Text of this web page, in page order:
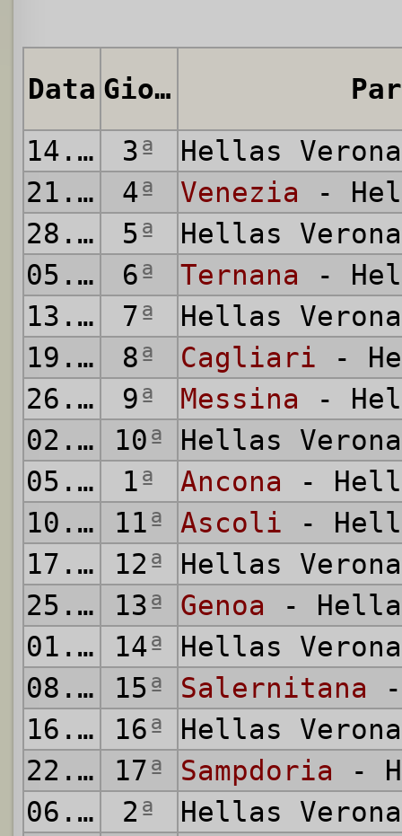
Data Giornata
14.09.2002
3ª
Hellas
21.09.2002
4ª Venezia -
28.09.2002
5ª
Hellas
05.10.2002
6ª Ternana -
13.10.2002
7ª
Hellas
19.10.2002
8ª Cagliari -
26.10.2002
9ª Messina -
02.11.2002
10ª
Hellas
05.11.2002
1ª Ancona -
10.11.2002
11ª Ascoli -
17.11.2002
12ª
Hellas
25.11.2002
13ª Genoa -
01.12.2002
14ª
Hellas
08.12.2002
15ª Salernitana
16.12.2002
16ª
Hellas
22.12.2002
17ª Sampdoria -
06.01.2003
2ª
Hellas